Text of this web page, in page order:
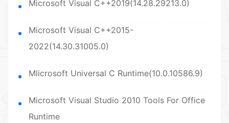
Microsoft Visual C++2019(14.28.29213.0)
Microsoft Visual C++2015-
2022(14.30.31005.0)
Mlicrosoft Universal C Runtime(10.0.10586.9)
Microsoft Visual Studio 2010 Tools For Office
Runtime